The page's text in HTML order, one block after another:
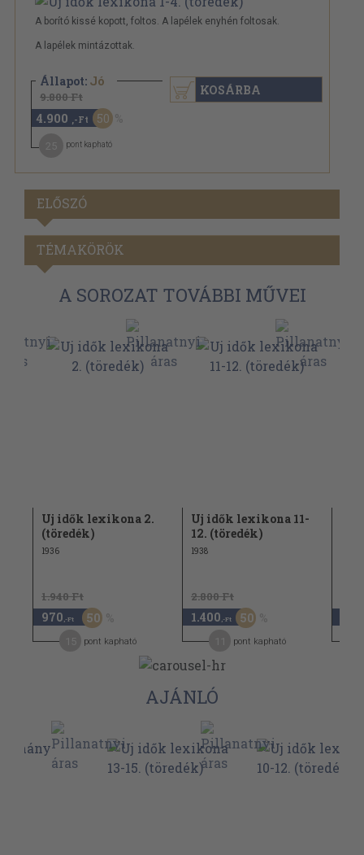
A borító kissé kopott, foltos. A lapélek enyhén foltosak.
A lapélek mintázottak.
Állapot: Jó
9.800 Ft
4.900 ,-Ft 50
pont kapható
KOSÁRBA
ELŐSZÓ
TÉMAKÖRÖK
A SOROZAT TOVÁBBI MŰVEI
Uj idők lexikona 2.
(töredék)
1936
1.940 Ft
970 ,-Ft 50
pont kapható
Uj idők lexikona 11-
12. (töredék)
1938
2.800 Ft
1.400 ,-Ft 50
pont kapható
AJÁNLÓ